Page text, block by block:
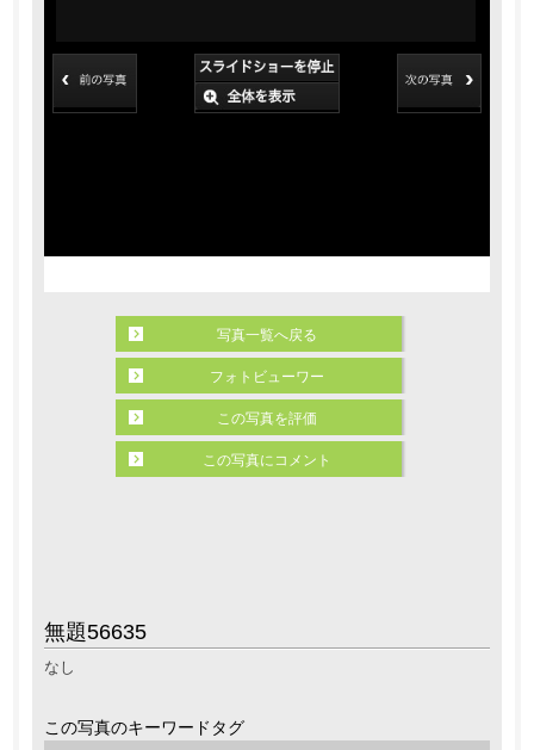
無題56635
なし
この写真のキーワードタグ
写真一覧へ戻る
フォトビューワー
この写真を評価
この写真にコメント